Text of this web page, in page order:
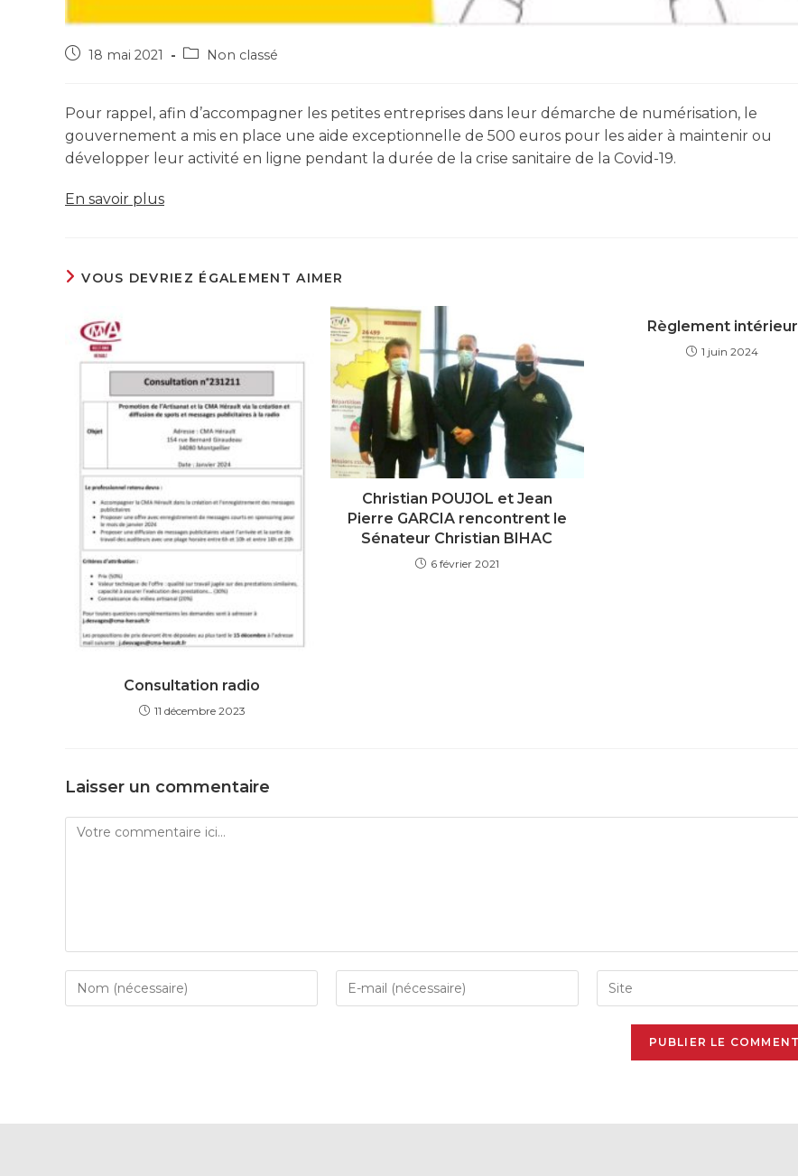
18 mai 2021 Non classé
Pour rappel, afin d’accompagner les petites entreprises dans leur démarche de numérisation, le
gouvernement a mis en place une aide exceptionnelle de 500 euros pour les aider à maintenir ou
développer leur activité en ligne pendant la durée de la crise sanitaire de la Covid-19.
En savoir plus
VOUS DEVRIEZ ÉGALEMENT AIMER
Consultation radio
11 décembre 2023
Christian POUJOL et Jean
Pierre GARCIA rencontrent le
Sénateur Christian BIHAC
6 février 2021
Règlement intérieur
1 juin 2024
Laisser un commentaire